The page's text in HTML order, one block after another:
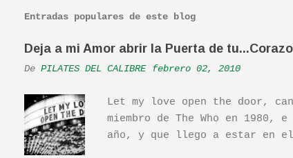
o
Entradas populares de este blog
Deja a mi Amor abrir la Puerta de
De PILATES DEL CALIBRE febrero 02, 2010
Let my love open the door,
miembro de The Who en 1980,
año, y que llego a estar en